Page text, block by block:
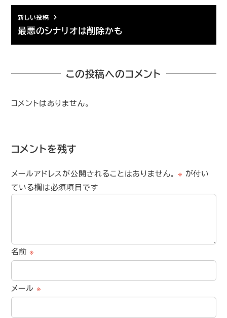
新しい投稿
最悪のシナリオは削除かも
この投稿へのコメント
コメントはありません。
コメントを残す
メールアドレスが公開されることはありません。 ※ が付い
ている欄は必須項目です
名前 ※
メール ※